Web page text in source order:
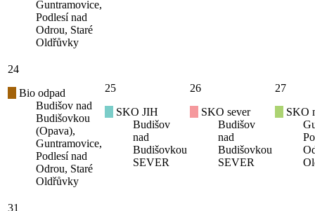
Guntramovice,
Podlesí nad
Odrou, Staré
Oldřůvky
24
Bio odpad
Budišov nad
Budišovkou
(Opava),
Guntramovice,
Podlesí nad
Odrou, Staré
Oldřůvky
25
SKO JIH
Budišov
nad
Budišovkou
SEVER
26
SKO sever
Budišov
nad
Budišovkou
SEVER
27
SKO
31